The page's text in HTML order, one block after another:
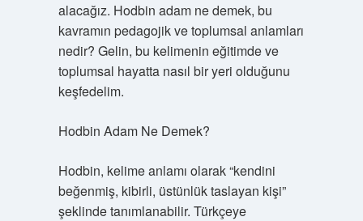
alacağız. Hodbin adam ne demek, bu
kavramın pedagojik ve toplumsal anlamları
nedir? Gelin, bu kelimenin eğitimde ve
toplumsal hayatta nasıl bir yeri olduğunu
keşfedelim.
Hodbin Adam Ne Demek?
Hodbin, kelime anlamı olarak “kendini
beğenmiş, kibirli, üstünlük taslayan kişi”
şeklinde tanımlanabilir. Türkçeye